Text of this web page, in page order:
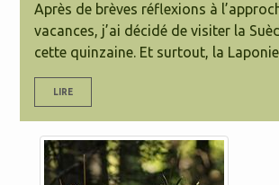
Après de brèves réflexions à
vacances, j’ai décidé de visiter la
cette quinzaine. Et surtout, la
LIRE